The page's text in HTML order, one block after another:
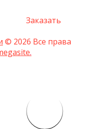
Заказать
© 2026 Все права
.